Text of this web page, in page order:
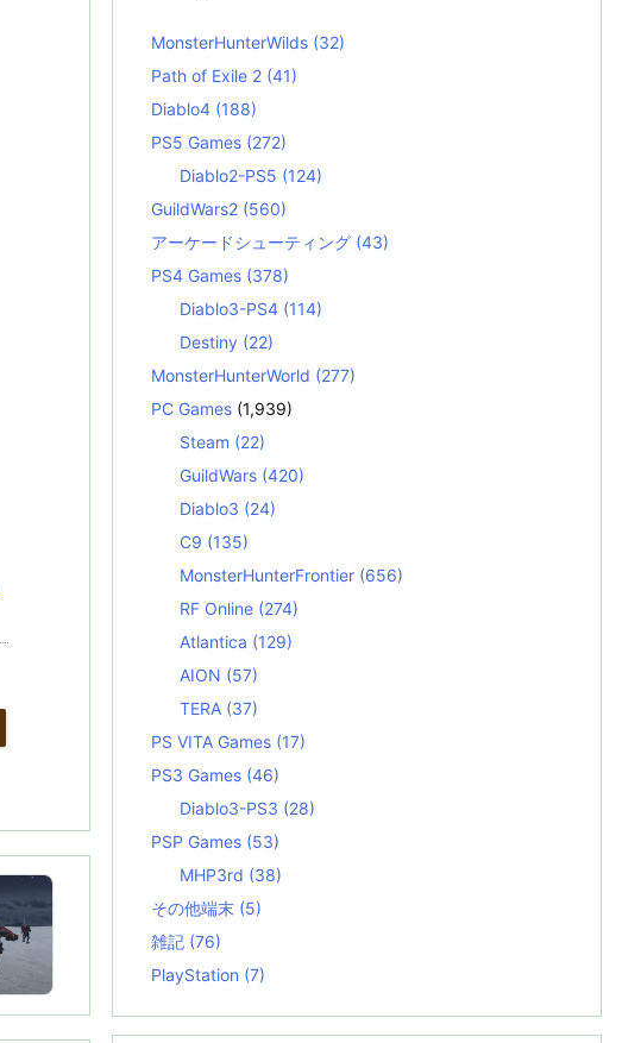
MonsterHunterWilds (32)
Path of Exile 2 (41)
Diablo4 (188)
PS5 Games (272)
Diablo2-PS5 (124)
GuildWars2 (560)
アーケードシューティング (43)
PS4 Games (378)
Diablo3-PS4 (114)
Destiny (22)
MonsterHunterWorld (277)
PC Games (1,939)
Steam (22)
GuildWars (420)
Diablo3 (24)
C9 (135)
MonsterHunterFrontier (656)
RF Online (274)
Atlantica (129)
AION (57)
TERA (37)
PS VITA Games (17)
PS3 Games (46)
Diablo3-PS3 (28)
PSP Games (53)
MHP3rd (38)
その他端末 (5)
雑記 (76)
PlayStation (7)